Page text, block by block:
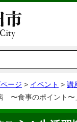
ージ > イベント > 講
〜食事のポイント〜